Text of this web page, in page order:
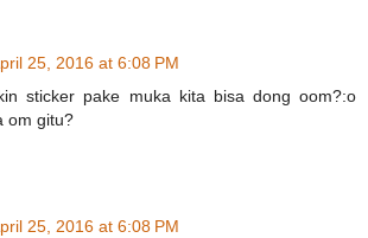
25, 2016 at 6:08 PM
sticker pake muka kita bisa dong oom?:o
om gitu?
25, 2016 at 6:08 PM